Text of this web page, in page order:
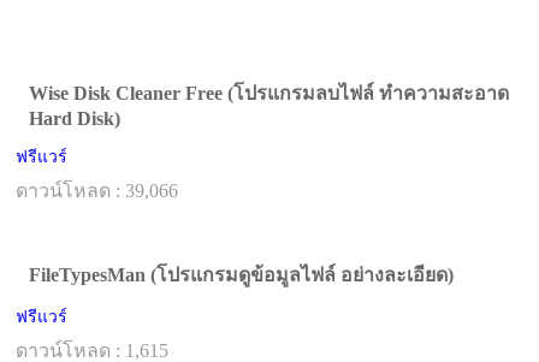
Wise Disk Cleaner Free (โปรแกรมลบไฟล์ ทำความสะอาด
Hard Disk)
ฟรีแวร์
ดาวน์โหลด : 39,066
FileTypesMan (โปรแกรมดูข้อมูลไฟล์ อย่างละเอียด)
ฟรีแวร์
ดาวน์โหลด : 1,615